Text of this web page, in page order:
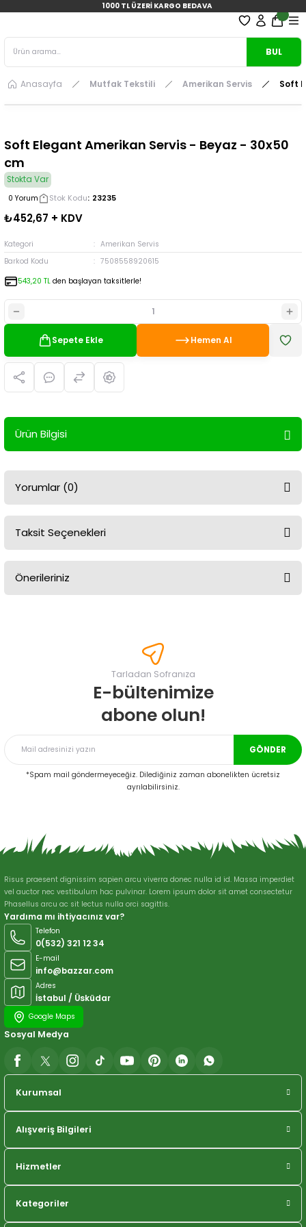
1000 TL ÜZERİ KARGO BEDAVA
BUL
Anasayfa Mutfak Tekstili Amerikan Servis Soft
Soft Elegant Amerikan Servis - Beyaz - 30x50
cm
Stokta Var
0 Yorum Stok Kodu 23235
₺452,67 + KDV
Kategori
Amerikan Servis
Barkod Kodu
7508558920615
543,20 TL den başlayan taksitlerle!
Sepete Ekle Hemen Al
Ürün Bilgisi
Yorumlar (0)
Taksit Seçenekleri
Önerileriniz
Görüş ve önerileriniz için teşekkür ederiz.
Ürün resmi kalitesiz, bozuk veya görüntülenemiyor.
Ürün bilgilerinde hatalar bulunuyor.
Bu ürüne benzer farklı alternatifler olmalı.
Gönder
Tarladan Sofranıza
E-bültenimize
abone olun!
GÖNDER
*Spam mail göndermeyeceğiz. Dilediğiniz zaman abonelikten ücretsiz
ayrılabilirsiniz.
Risus praesent dignissim sapien arcu viverra donec nulla id id. Massa imperdiet
vel auctor nec vestibulum hac pulvinar. Lorem ipsum dolor sit amet consectetur
Phasellus arcu ac sit lectus nulla orci sagittis.
Yardıma mı ihtiyacınız var?
Telefon
0(532) 321 12 34
E-mail
info@bazzar.com
Adres
İstabul / Üsküdar
Google Maps
Kurumsal
Alışveriş Bilgileri
Hizmetler
Kategoriler
Sosyal Medya